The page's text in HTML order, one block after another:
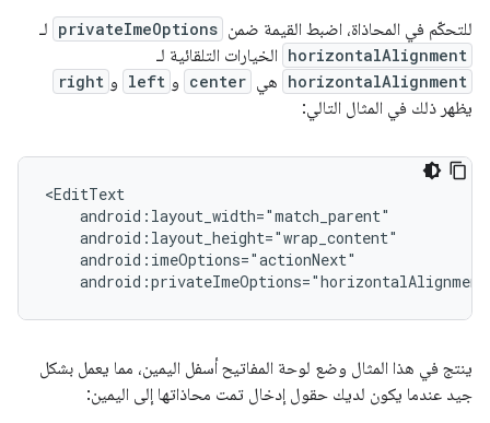
للتحكّم في المحاذاة، اضبط القيمة ضمن privateImeOptions لـ
horizontalAlignment الخيارات التلقائية لـ
horizontalAlignment هي center و left و right
يظهر ذلك في المثال التالي:
ينتج في هذا المثال وضع لوحة المفاتيح أسفل اليمين، مما يعمل بشكل
جيد عندما يكون لديك حقول إدخال تمت محاذاتها إلى اليمين: